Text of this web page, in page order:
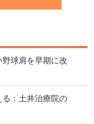
球肩を早期に改
：土井治療院の